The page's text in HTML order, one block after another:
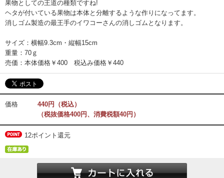
果物としての王道の種類ですね!
ヘタが付いている果物は本体と分離するような作りになってます。
消しゴム製造の最王手のイワコーさんの消しゴムとなります。
サイズ：横幅9.3cm・縦幅15cm
重量：70ｇ
売価：本体価格￥400 税込み価格￥440
価格
440円（税込）
（税抜価格400円、消費税額40円）
12ポイント還元